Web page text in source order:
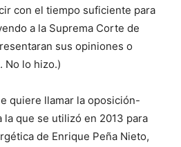
con el tiempo suficiente para
a la Suprema Corte de
sus opiniones o
No lo hizo.)
quiere llamar la oposición-
la que se utilizó en 2013 para
de Enrique Peña Nieto,